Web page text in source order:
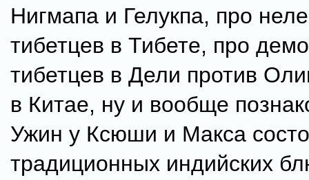
Нигмапа и Гелукпа, про
тибетцев в Тибете, про
тибетцев в Дели против
в Китае, ну и вообще
Ужин у Ксюши и Макса
традиционных индийских